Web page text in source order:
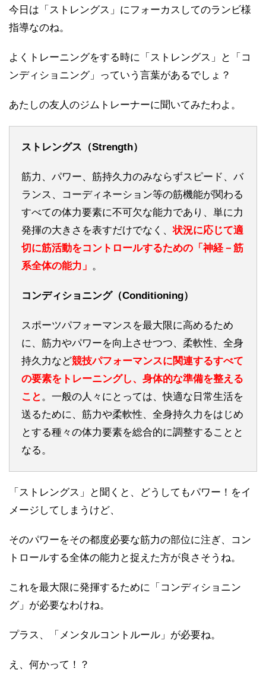
今日は「ストレングス」にフォーカスしてのランビ様
指導なのね。
よくトレーニングをする時に「ストレングス」と「コ
ンディショニング」っていう言葉があるでしょ？
あたしの友人のジムトレーナーに聞いてみたわよ。
ストレングス（Strength）
筋力、パワー、筋持久力のみならずスピード、バ
ランス、コーディネーション等の筋機能が関わる
すべての体力要素に不可欠な能力であり、単に力
発揮の大きさを表すだけでなく、状況に応じて適
切に筋活動をコントロールするための「神経－筋
系全体の能力」 。
コンディショニング（Conditioning）
スポーツパフォーマンスを最大限に高めるため
に、筋力やパワーを向上させつつ、柔軟性、全身
持久力など競技パフォーマンスに関連するすべて
の要素をトレーニングし、身体的な準備を整える
こと。一般の人々にとっては、快適な日常生活を
送るために、筋力や柔軟性、全身持久力をはじめ
とする種々の体力要素を総合的に調整することと
なる。
「ストレングス」と聞くと、どうしてもパワー！をイ
メージしてしまうけど、
そのパワーをその都度必要な筋力の部位に注ぎ、コン
トロールする全体の能力と捉えた方が良さそうね。
これを最大限に発揮するために「コンディショニン
グ」が必要なわけね。
プラス、「メンタルコントルール」が必要ね。
え、何かって！？